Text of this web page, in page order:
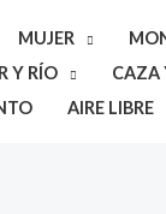
MUJER
Y RÍO CAZA
AIRE LIBRE